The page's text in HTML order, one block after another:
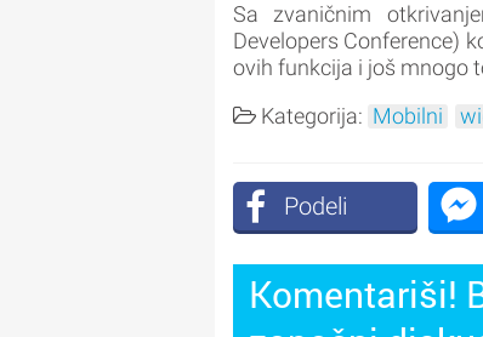
Sa zvaničnim
Developers Conference)
ovih funkcija i još mnogo
Kategorija: Mobilni
Podeli
Komentariši!